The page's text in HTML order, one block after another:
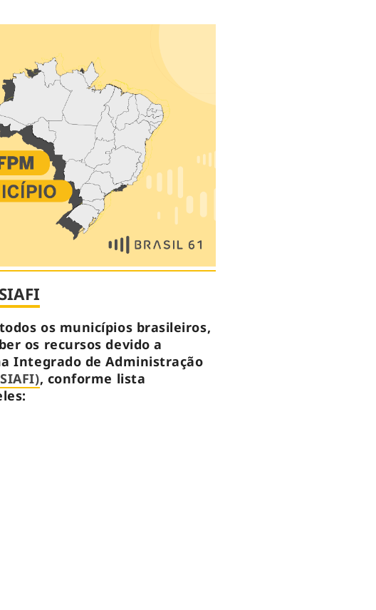
os municípios brasileiros,
os recursos devido a
Integrado de Administração
, conforme lista